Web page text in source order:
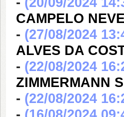
CAMPELO
- (27/08/2024
ALVES DA
- (22/08/2024
ZIMMERMANN
- (22/08/2024